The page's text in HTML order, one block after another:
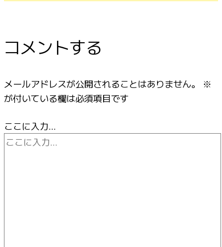
コメントする
メールアドレスが公開されることはありません。
※
が付いている欄は必須項目です
ここに入力…